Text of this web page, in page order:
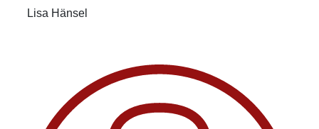
Lisa Hänsel